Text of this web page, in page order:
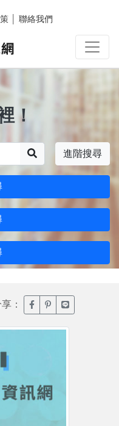
聯絡我們
！
進階搜尋
： 臉書分享(另開新視窗)
噗浪分享(另開新
Line分享(另